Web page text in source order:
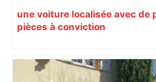
une voiture localisée avec de
pièces à conviction